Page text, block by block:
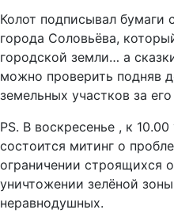
Колот подписывал бумаги
города Соловьёва,
городской земли… а
можно проверить подняв
земельных участков за
PS. В воскресенье , к
состоится митинг о
ограничении строящихся
уничтожении зелёной
неравнодушных.